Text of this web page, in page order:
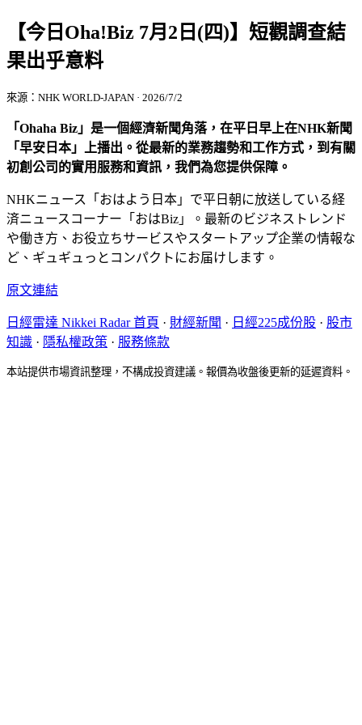
【今日Oha!Biz 7月2日(四)】短觀調查結
果出乎意料
來源：NHK WORLD-JAPAN · 2026/7/2
「Ohaha Biz」是一個經濟新聞角落，在平日早上在NHK新聞
「早安日本」上播出。從最新的業務趨勢和工作方式，到有關
初創公司的實用服務和資訊，我們為您提供保障。
NHKニュース「おはよう日本」で平日朝に放送している経
済ニュースコーナー「おはBiz」。最新のビジネストレンド
や働き方、お役立ちサービスやスタートアップ企業の情報な
ど、ギュギュっとコンパクトにお届けします。
原文連結
日經雷達 Nikkei Radar 首頁 · 財經新聞 · 日經225成份股 · 股市
知識 · 隱私權政策 · 服務條款
本站提供市場資訊整理，不構成投資建議。報價為收盤後更新的延遲資料。